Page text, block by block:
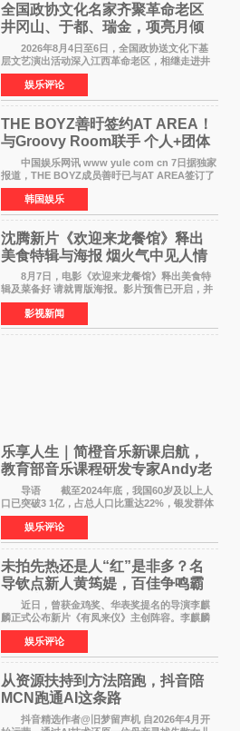
全国政协文化名家齐聚革命老区
井冈山、于都、瑞金，项亮月倾
情献唱《桃花谣》致敬红色沃土
2026年8月4日至6日，全国政协送文化下基
层文艺演出活动深入江西革命老区，相继走进井
冈山、于都长征出发地、瑞金三地。由全国政协
文化文史和学习委员会副主任、甘肃省政协原主
席欧阳坚率团，一
娱乐评论
THE BOYZ善旴签约AT AREA！
与Groovy Room联手 个人+团体
活动并行
中国娱乐网讯 www yule com cn 7日据独家
报道，THE BOYZ成员善旴已与AT AREA签订了
专属合约。AT AREA是由知名制作人组合
Groovy Room创立的hip-hop厂牌，旗下拥有多
位实力派音乐人，在韩
韩国娱乐
沈腾新片《欢迎来龙餐馆》释出
美食特辑与海报 烟火气中见人情
温暖
8月7日，电影《欢迎来龙餐馆》释出美食特
辑及菜备好 请就胃版海报。影片预售已开启，并
将于8月8日至10日14:00-21:00举行全国超前点
映。电影《欢迎来龙餐馆》作为战争美食喜剧大
片，讲述了中国
影视新闻
乐享人生｜简橙音乐新课启航，
教育部音乐课程研发专家Andy老
师重磅入驻领航银龄琴声
导语 截至2024年底，我国60岁及以上人
口已突破3 1亿，占总人口比重达22%，银发群体
的精神文化需求日益凸显。2024年1月，国务院办
公厅印发《关于发展银发经济增进老年人福祉的
意见》——这是
娱乐评论
未拍先热还是人“红”是非多？名
导钦点新人黄筠媞，百佳争鸣霸
气回应
近日，曾获金鸡奖、华表奖提名的导演李麒
麟正式公布新片《有凤来仪》主创阵容。李麒麟
早年凭电影《华容道》获得金鸡奖、华表奖提
名，此后长期参与国内外电影制作，其担任制片
人参与的作品亦曾
娱乐评论
从资源扶持到方法陪跑，抖音陪
MCN跑通AI这条路
抖音精选作者@旧梦留声机 自2026年4月开